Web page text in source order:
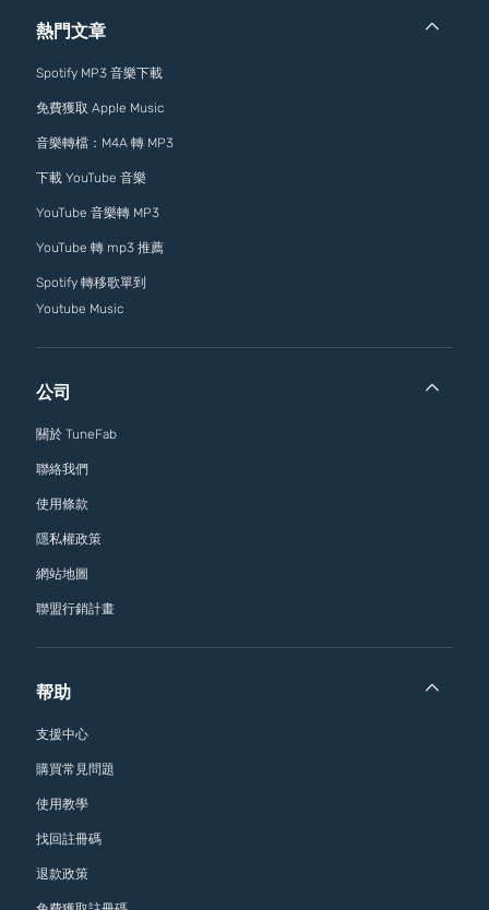
熱門文章
Spotify MP3 音樂下載
免費獲取 Apple Music
音樂轉檔：M4A 轉 MP3
下載 YouTube 音樂
YouTube 音樂轉 MP3
YouTube 轉 mp3 推薦
Spotify 轉移歌單到
Youtube Music
公司
關於 TuneFab
聯絡我們
使用條款
隱私權政策
網站地圖
聯盟行銷計畫
帮助
支援中心
購買常見問題
使用教學
找回註冊碼
退款政策